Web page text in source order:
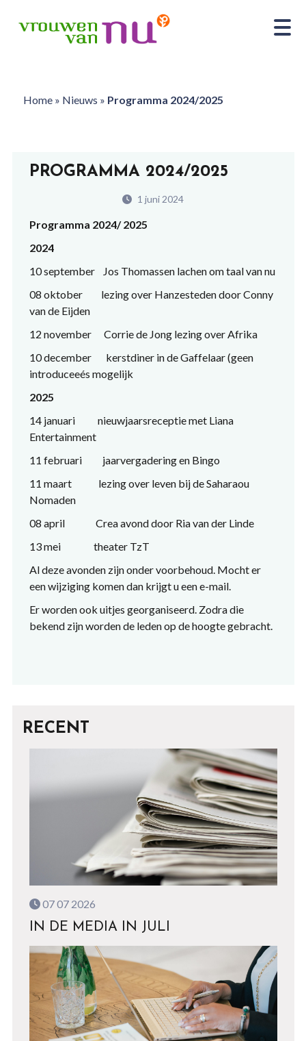
Home» Nieuws » Programma 2024/2025
PROGRAMMA 2024/2025
1 juni 2024
Programma 2024/ 2025
2024
10 september Jos Thomassen lachen om taal van nu
08 oktober lezing over Hanzesteden door Conny
van de Eijden
12 november Corrie de Jong lezing over Afrika
10 december kerstdiner in de Gaffelaar (geen
introduceeés mogelijk
2025
14 januari nieuwjaarsreceptie met Liana
Entertainment
11 februari jaarvergadering en Bingo
11 maart lezing over leven bij de Saharaou
Nomaden
08 april Crea avond door Ria van der Linde
13 mei theater TzT
Al deze avonden zijn onder voorbehoud. Mocht er
een wijziging komen dan krijgt u een e-mail.
Er worden ook uitjes georganiseerd. Zodra die
bekend zijn worden de leden op de hoogte gebracht.
RECENT
07 07 2026
IN DE MEDIA IN JULI